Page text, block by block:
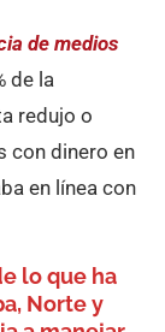
de medios
de la
redujo o
con dinero en
en línea con
lo que ha
Norte y